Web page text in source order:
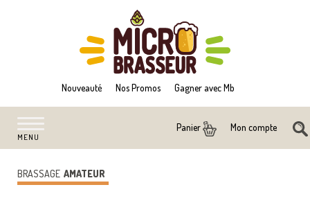
Nouveauté Nos Promos Gagner avec Mb
Panier Mon compte
MENU
BRASSAGE AMATEUR